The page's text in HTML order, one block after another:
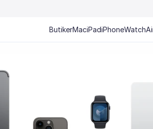
ButikerMaciPadiPhoneWatch